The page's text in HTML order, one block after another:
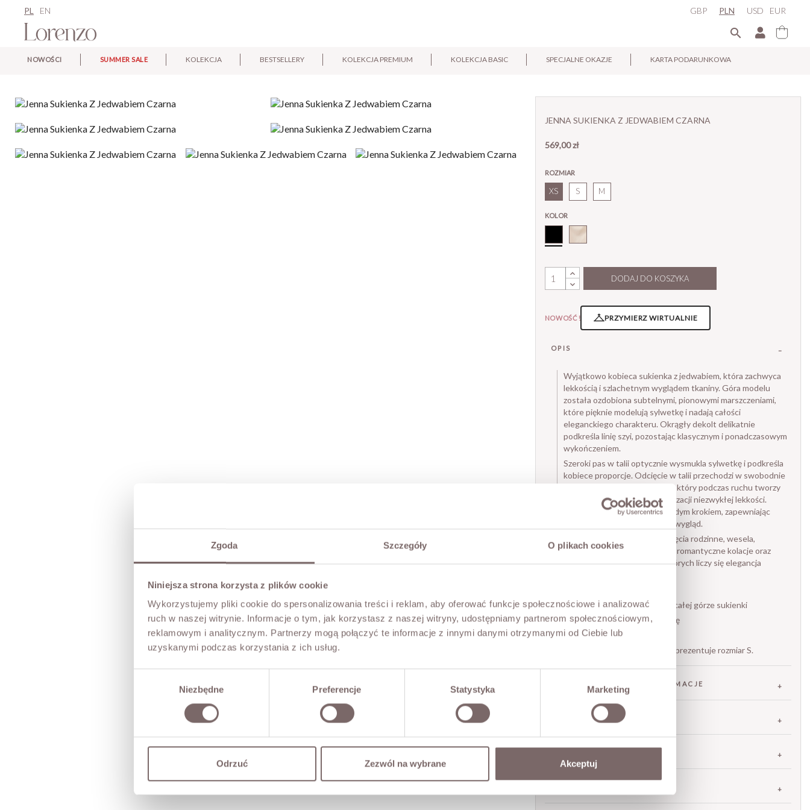
Zgoda Szczegóły O plikach cookies
Niniejsza strona korzysta z plików cookie
Wykorzystujemy pliki cookie do spersonalizowania treści i reklam, aby oferować funkcje społecznościowe i analizować
ruch w naszej witrynie. Informacje o tym, jak korzystasz z naszej witryny, udostępniamy partnerom społecznościowym,
reklamowym i analitycznym. Partnerzy mogą połączyć te informacje z innymi danymi otrzymanymi od Ciebie lub
uzyskanymi podczas korzystania z ich usług.
Niezbędne Preferencje Statystyka Marketing
Odrzuć Zezwól na wybrane Akceptuj
PL EN EUR
GBP PLN USD

NOWOŚCI SUMMER SALE KOLEKCJA BESTSELLERY KOLEKCJA PREMIUM KOLEKCJA BASIC SPECJALNE OKAZJE KARTA PODARUNKOWA
JENNA SUKIENKA Z JEDWABIEM CZARNA
569,00 zł
ROZMIAR
XS S M
KOLOR
DODAJ DO KOSZYKA
NOWOŚĆ! PRZYMIERZ WIRTUALNIE
OPIS
Wyjątkowo kobieca sukienka z jedwabiem, która zachwyca
lekkością i szlachetnym wyglądem tkaniny. Góra modelu
została ozdobiona subtelnymi, pionowymi marszczeniami,
które pięknie modelują sylwetkę i nadają całości
eleganckiego charakteru. Okrągły dekolt delikatnie
podkreśla linię szyi, pozostając klasycznym i ponadczasowym
wykończeniem.
Szeroki pas w talii optycznie wysmukla sylwetkę i podkreśla
kobiece proporcje. Odcięcie w talii przechodzi w swobodnie
opadający, rozkloszowany dół, który podczas ruchu tworzy
efekt miękkich fal i nadaje stylizacji niezwykłej lekkości.
Sukienka pięknie pracuje z każdym krokiem, zapewniając
elegancki i bardzo efektowny wygląd.
To idealna propozycja na przyjęcia rodzinne, wesela,
uroczystości okolicznościowe, romantyczne kolacje oraz
letnie wydarzenia, podczas których liczy się elegancja
- dekoracyjne marszczenia na całej górze sukienki
- szeroki pas podkreślający talię
- marka włoska Have One
Modelka ma 177 cm wzrostu i prezentuje rozmiar S.
SKŁAD / DODATKOWE INFORMACJE
TABELA ROZMIARÓW
×
E-mail: